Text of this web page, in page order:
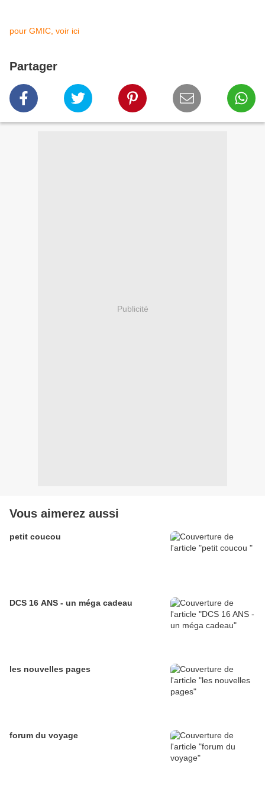
pour GMIC, voir ici
Partager
Publicité
Vous aimerez aussi
petit coucou
DCS 16 ANS - un méga cadeau
les nouvelles pages
forum du voyage